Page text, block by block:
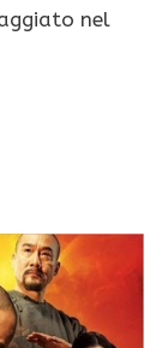
nel